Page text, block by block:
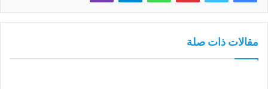
مقالات ذات صلة